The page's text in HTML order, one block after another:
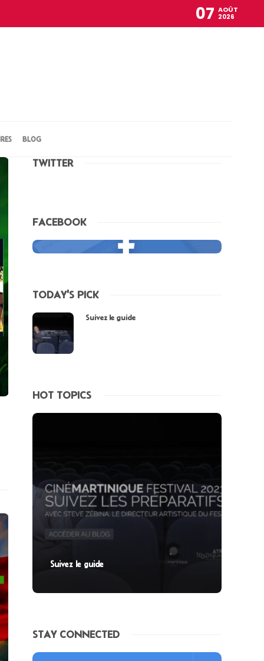
07 AOÛT
2026
BLOG
TWITTER
FACEBOOK
TODAY'S PICK
Suivez le guide
HOT TOPICS
Suivez le guide
STAY CONNECTED